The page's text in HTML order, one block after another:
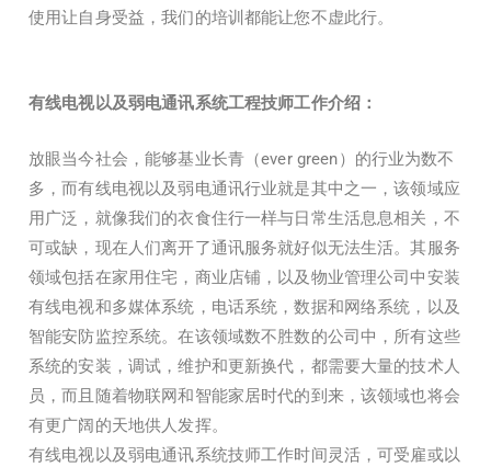
使用让自身受益，我们的培训都能让您不虚此行。
有线电视以及弱电通讯系统工程技师工作介绍：
放眼当今社会，能够基业长青（ever green）的行业为数不
多，而有线电视以及弱电通讯行业就是其中之一，该领域应
用广泛，就像我们的衣食住行一样与日常生活息息相关，不
可或缺，现在人们离开了通讯服务就好似无法生活。其服务
领域包括在家用住宅，商业店铺，以及物业管理公司中安装
有线电视和多媒体系统，电话系统，数据和网络系统，以及
智能安防监控系统。在该领域数不胜数的公司中，所有这些
系统的安装，调试，维护和更新换代，都需要大量的技术人
员，而且随着物联网和智能家居时代的到来，该领域也将会
有更广阔的天地供人发挥。
有线电视以及弱电通讯系统技师工作时间灵活，可受雇或以